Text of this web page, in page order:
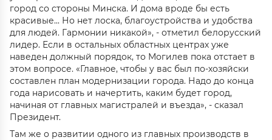
город со стороны Минска. И дома вроде бы есть
красивые... Но нет лоска, благоустройства и удобства
для людей. Гармонии никакой», - отметил белорусский
лидер. Если в остальных областных центрах уже
наведен должный порядок, то Могилев пока отстает в
этом вопросе. «Главное, чтобы у вас был по-хозяйски
составлен план модернизации города. Надо до конца
года нарисовать и начертить, каким будет город,
начиная от главных магистралей и въезда», - сказал
Президент.
Там же о развитии одного из главных производств в